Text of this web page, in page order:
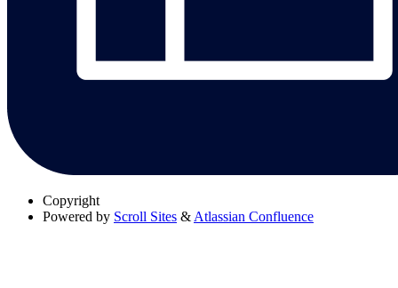
Copyright
Powered by Scroll Sites & Atlassian Confluence